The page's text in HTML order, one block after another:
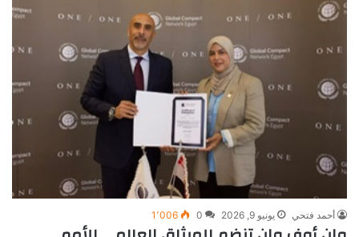
أحمد فتحي يونيو 9, 2026 0 1٬006